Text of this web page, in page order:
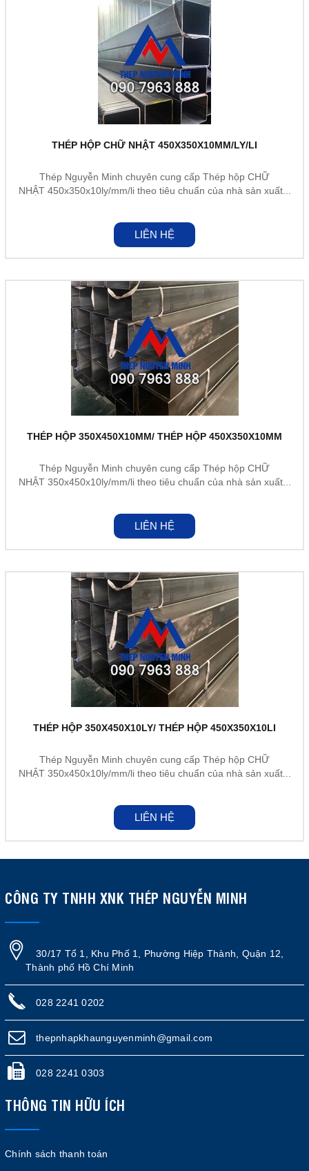
THÉP HỘP CHỮ NHẬT 450X350X10MM/LY/LI
Thép Nguyễn Minh chuyên cung cấp Thép hộp CHỮ
NHẬT 450x350x10ly/mm/li theo tiêu chuẩn của nhà sản xuất...
LIÊN HỆ
THÉP HỘP 350X450X10MM/ THÉP HỘP 450X350X10MM
Thép Nguyễn Minh chuyên cung cấp Thép hộp CHỮ
NHẬT 350x450x10ly/mm/li theo tiêu chuẩn của nhà sản xuất...
LIÊN HỆ
THÉP HỘP 350X450X10LY/ THÉP HỘP 450X350X10LI
Thép Nguyễn Minh chuyên cung cấp Thép hộp CHỮ
NHẬT 350x450x10ly/mm/li theo tiêu chuẩn của nhà sản xuất...
LIÊN HỆ
CÔNG TY TNHH XNK THÉP NGUYỄN MINH
30/17 Tổ 1, Khu Phố 1, Phường Hiệp Thành, Quận 12,
Thành phố Hồ Chí Minh
028 2241 0202
thepnhapkhaunguyenminh@gmail.com
028 2241 0303
THÔNG TIN HỮU ÍCH
Chính sách thanh toán